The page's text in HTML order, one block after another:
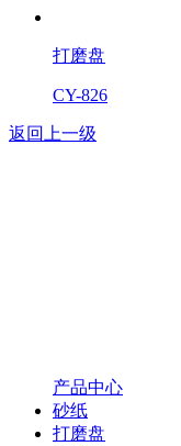
打磨盘
CY-826
返回上一级
产品中心
砂纸
打磨盘